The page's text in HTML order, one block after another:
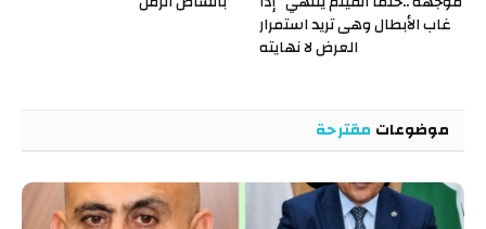
غاب الأبطال وهى تريد استمرار
العرض لا نهايته
موضوعات مقترحة